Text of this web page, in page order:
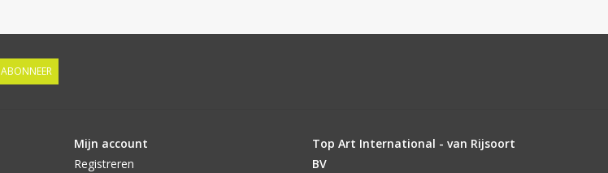
ABONNEER
Mijn account
Registreren
Top Art International - van Rijsoort
BV